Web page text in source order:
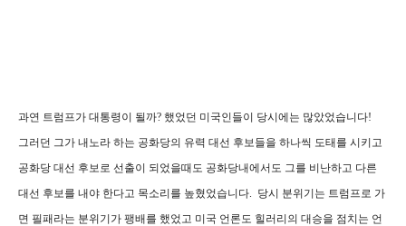
과연 트럼프가 대통령이 될까? 했었던 미국인들이 당시에는 많았었습니다!
그러던 그가 내노라 하는 공화당의 유력 대선 후보들을 하나씩 도태를 시키고
공화당 대선 후보로 선출이 되었을때도 공화당내에서도 그를 비난하고 다른
대선 후보를 내야 한다고 목소리를 높혔었습니다. 당시 분위기는 트럼프로 가
면 필패라는 분위기가 팽배를 했었고 미국 언론도 힐러리의 대승을 점치는 언